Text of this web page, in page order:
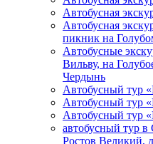
Автобусная
Автобусная
пикник на
Автобусные
Вильву, на
Чердынь
Автобусный тур
Автобусный тур
Автобусный тур
автобусный тур
Ростов Великий,